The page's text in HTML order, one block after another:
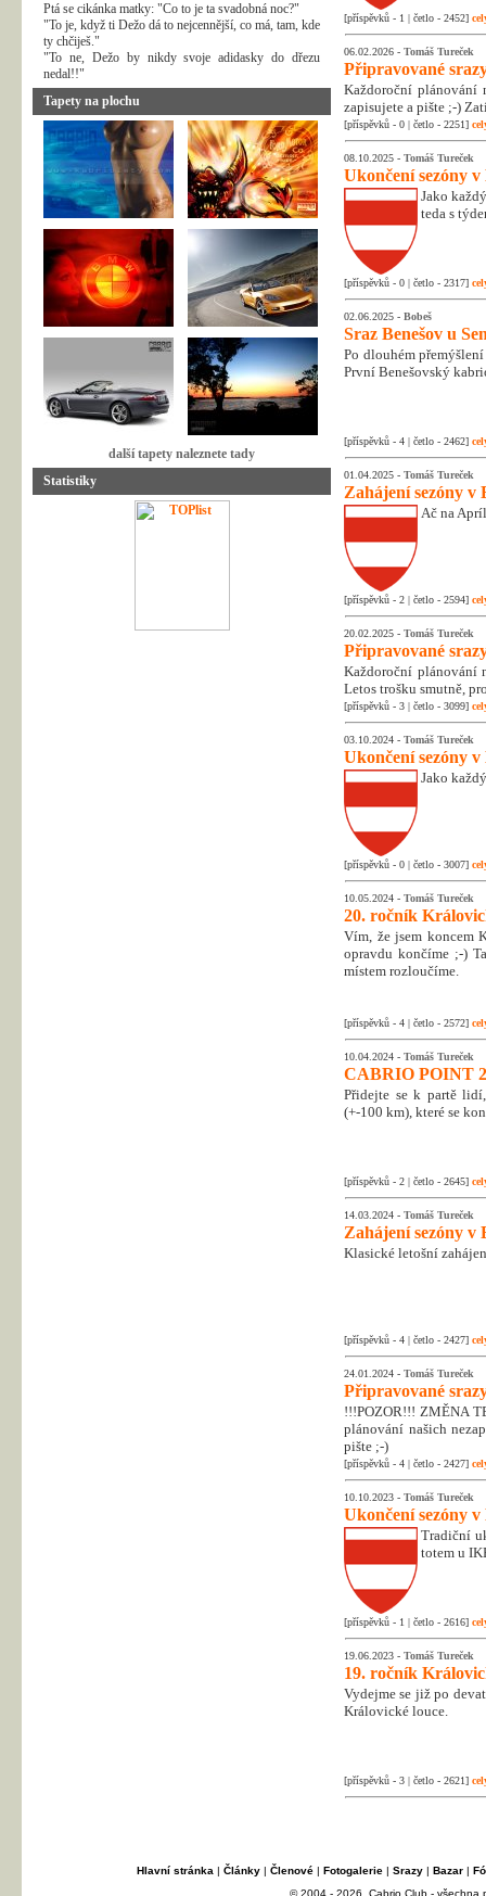
Ptá se cikánka matky: "Co to je ta svadobná noc?"
"To je, když ti Dežo dá to nejcennější, co má, tam, kde
ty chčiješ."
"To ne, Dežo by nikdy svoje adidasky do dřezu
nedal!!"
Tapety na plochu
další tapety naleznete tady
Statistiky
[příspěvků - 1 | četlo - 2452]
06.02.2026 - Tomáš Tureček
Připravované
Každoroční plánování
zapisujete a pište ;-)
[příspěvků - 0 | četlo - 2251]
08.10.2025 - Tomáš Tureček
Ukončení sezóny v
Jako
teda s
[příspěvků - 0 | četlo - 2317]
02.06.2025 - Bobeš
Sraz Benešov u
Po dlouhém
První Benešovský
[příspěvků - 4 | četlo - 2462]
01.04.2025 - Tomáš Tureček
Zahájení sezóny v
Ač na
[příspěvků - 2 | četlo - 2594]
20.02.2025 - Tomáš Tureček
Připravované
Každoroční plánování
Letos trošku smutně,
[příspěvků - 3 | četlo - 3099]
03.10.2024 - Tomáš Tureček
Ukončení sezóny v
Jako
[příspěvků - 0 | četlo - 3007]
10.05.2024 - Tomáš Tureček
20. ročník
Vím, že jsem koncem
opravdu končíme ;-)
místem rozloučíme.
[příspěvků - 4 | četlo - 2572]
10.04.2024 - Tomáš Tureček
CABRIO POINT
Přidejte se k partě
(+-100 km), které se
[příspěvků - 2 | četlo - 2645]
14.03.2024 - Tomáš Tureček
Zahájení sezóny v
Klasické letošní
[příspěvků - 4 | četlo - 2427]
24.01.2024 - Tomáš Tureček
Připravované
!!!POZOR!!! ZMĚNA
plánování našich
pište ;-)
[příspěvků - 4 | četlo - 2427]
10.10.2023 - Tomáš Tureček
Ukončení sezóny v
Tradiční
totem u
[příspěvků - 1 | četlo - 2616]
19.06.2023 - Tomáš Tureček
19. ročník
Vydejme se již po
Královické louce.
[příspěvků - 3 | četlo - 2621]
Hlavní stránka | Články| Členové| Fotogalerie| Srazy| Bazar|
© 2004 - 2026, Cabrio Club - všechna